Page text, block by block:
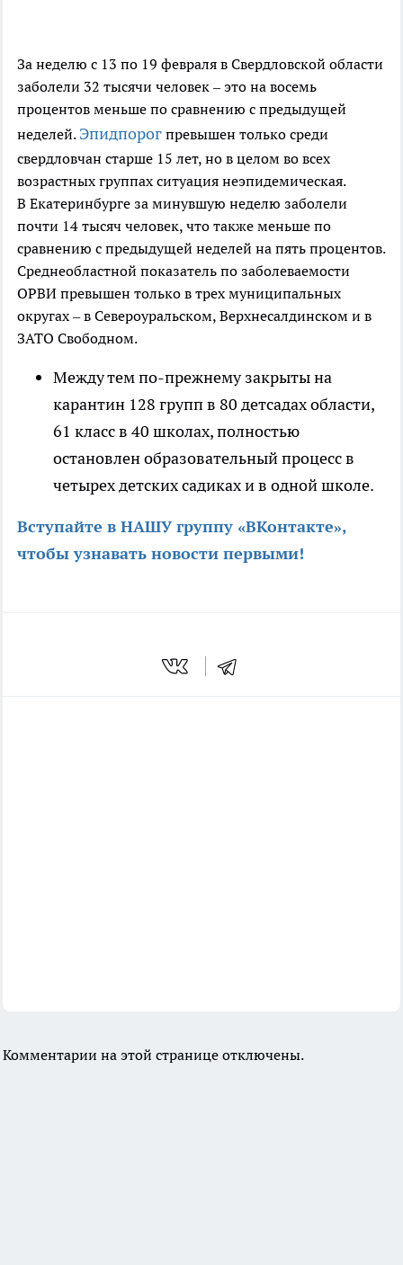
За неделю с 13 по 19 февраля в Свердловской области
заболели 32 тысячи человек – это на восемь
процентов меньше по сравнению с предыдущей
неделей. Эпидпорог превышен только среди
свердловчан старше 15 лет, но в целом во всех
возрастных группах ситуация неэпидемическая.
В Екатеринбурге за минувшую неделю заболели
почти 14 тысяч человек, что также меньше по
сравнению с предыдущей неделей на пять процентов.
Среднеобластной показатель по заболеваемости
ОРВИ превышен только в трех муниципальных
округах – в Североуральском, Верхнесалдинском и в
ЗАТО Свободном.
Между тем по-прежнему закрыты на
карантин 128 групп в 80 детсадах области,
61 класс в 40 школах, полностью
остановлен образовательный процесс в
четырех детских садиках и в одной школе.
Вступайте в НАШУ группу «ВКонтакте»,
чтобы узнавать новости первыми!
Комментарии на этой странице отключены.